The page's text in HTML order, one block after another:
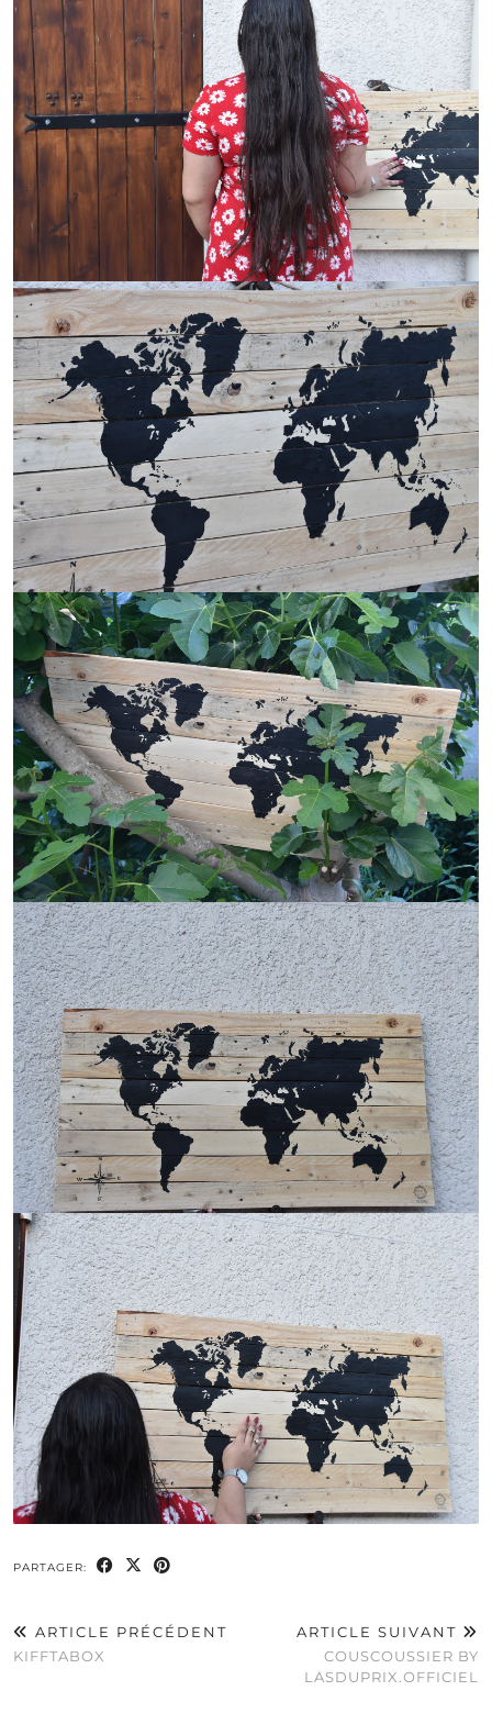
PARTAGER:
ARTICLE PRÉCÉDENT
KIFFTABOX
ARTICLE SUIVANT
COUSCOUSSIER BY
LASDUPRIX.OFFICIEL